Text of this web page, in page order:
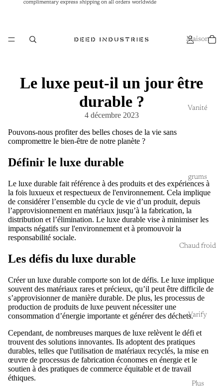
complimentary express shipping on all orders worldwide
complimentary express shipping on all orders worldwide
Maison
Vanité
grums
Chaud froid
Varify
Plus
Le luxe peut-il un jour être
durable ?
4 décembre 2023
Pouvons-nous profiter des belles choses de la vie sans
compromettre le bien-être de notre planète ?
Définir le luxe durable
Le luxe durable fait référence à des produits et des expériences à
la fois luxueux et respectueux de l'environnement. Cela implique
de considérer l’ensemble du cycle de vie d’un produit, depuis
l’approvisionnement en matériaux jusqu’à la fabrication, la
distribution et l’élimination. Le luxe durable vise à minimiser les
impacts négatifs sur l'environnement et à promouvoir la
responsabilité sociale.
Les défis du luxe durable
Créer un luxe durable comporte son lot de défis. Le luxe implique
souvent des matériaux rares et précieux, qu’il peut être difficile de
s’approvisionner de manière durable. De plus, les processus de
production de produits de luxe peuvent nécessiter une
consommation d’énergie importante et générer des déchets.
Cependant, de nombreuses marques de luxe relèvent le défi et
trouvent des solutions innovantes. Ils adoptent des pratiques
durables, telles que l'utilisation de matériaux recyclés, la mise en
œuvre de processus de fabrication économes en énergie et le
soutien à des pratiques de commerce équitable et de travail
éthiques.